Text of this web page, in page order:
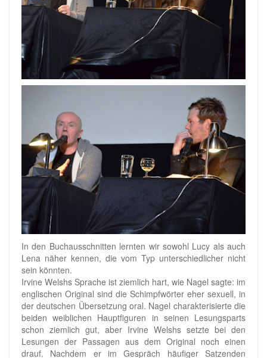
In den Buchausschnitten lernten wir sowohl Lucy als auch
Lena näher kennen, die vom Typ unterschiedlicher nicht
sein könnten.
Irvine Welshs Sprache ist ziemlich hart, wie Nagel sagte: im
englischen Original sind die Schimpfwörter eher sexuell, in
der deutschen Übersetzung oral. Nagel charakterisierte die
beiden weiblichen Hauptfiguren in seinen Lesungsparts
schon ziemlich gut, aber Irvine Welshs setzte bei den
Lesungen der Passagen aus dem Original noch einen
drauf. Nachdem er im Gespräch häufiger Satzenden